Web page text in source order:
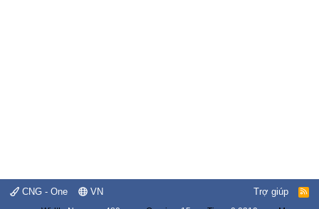
CNG - One VN Trợ giúp
R